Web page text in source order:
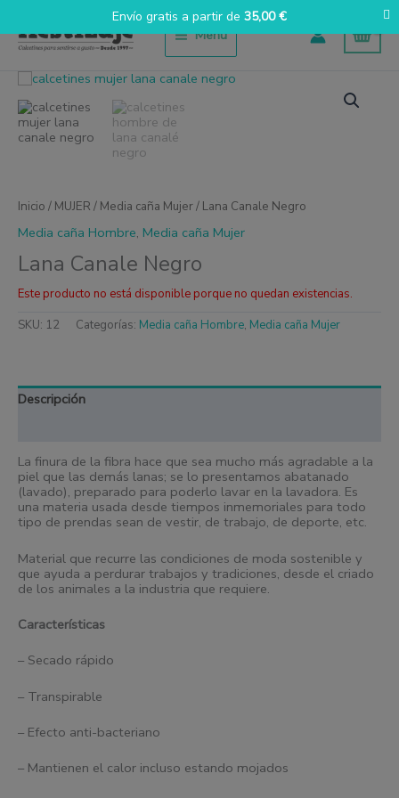
contenido
Menú
Inicio / MUJER / Media caña Mujer/ Lana Canale Negro
Media caña Hombre, Media caña Mujer
Lana Canale Negro
Este producto no está disponible porque no quedan existencias.
SKU: 12 Categorías: Media caña Hombre, Media caña Mujer
Descripción
La finura de la fibra hace que sea mucho más agradable a la
piel que las demás lanas; se lo presentamos abatanado
(lavado), preparado para poderlo lavar en la lavadora. Es
una materia usada desde tiempos inmemoriales para todo
tipo de prendas sean de vestir, de trabajo, de deporte, etc.
Material que recurre las condiciones de moda sostenible y
que ayuda a perdurar trabajos y tradiciones, desde el criado
de los animales a la industria que requiere.
Características
– Secado rápido
– Transpirable
– Efecto anti-bacteriano
– Mantienen el calor incluso estando mojados
Envío gratis a partir de 35,00€